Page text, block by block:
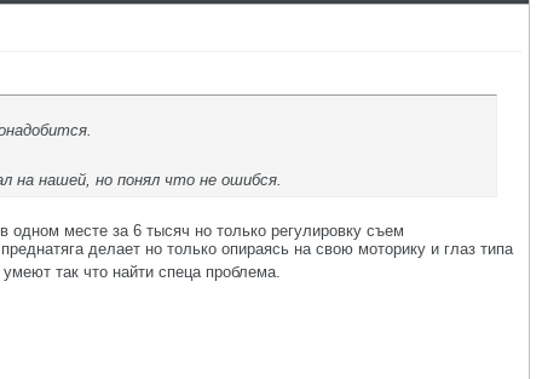
на нашей, но понял что не ошибся.
одном месте за 6 тысяч но только регулировку съем
делает но только опираясь на свою моторику и глаз типа
так что найти спеца проблема.